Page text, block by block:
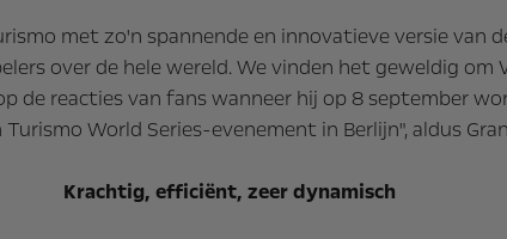
met zo'n spannende en innovatieve versie van
over de hele wereld. We vinden het geweldig
de reacties van fans wanneer hij op 8 september
World Series-evenement in Berlijn", aldus
Krachtig, efficiënt, zeer dynamisch